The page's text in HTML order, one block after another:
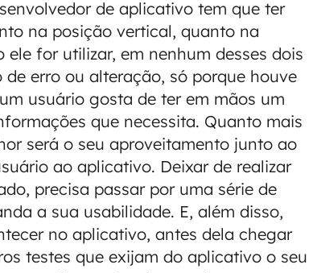
de aplicativo tem que ter
na posição vertical, quanto na
for utilizar, em nenhum desses dois
erro ou alteração, só porque houve
usuário gosta de ter em mãos um
que necessita. Quanto mais
será o seu aproveitamento junto ao
ao aplicativo. Deixar de realizar
precisa passar por uma série de
a sua usabilidade. E, além disso,
no aplicativo, antes dela chegar
testes que exijam do aplicativo o seu